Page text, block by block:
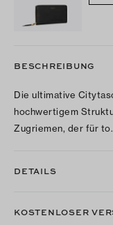
BESCHREIBUNG
Die ultimative
hochwertigem
Zugriemen, der für
DETAILS
KOSTENLOSER